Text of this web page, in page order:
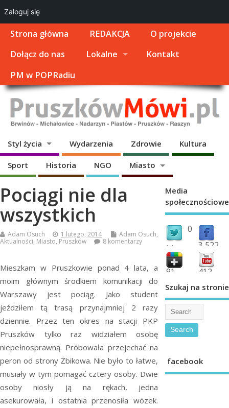
Strona główna REDAKCJA
O projekcie
Dołącz do nas
Lokalne
Kontakt
PM w POPRadiu
Styl życia Wydarzenia Zdrowie Kultura
Sport Historia NGO Miasto
Pociągi nie dla
wszystkich
Adam Osuch 1 lutego, 2014 Adam Osuch,
Aktualności, Miasto, Pruszków 8 komentarzy
Mieszkam w Pruszkowie ponad 4 lata, a
moim głównym środkiem komunikacji do
Warszawy jest pociąg. Jako student
jeździłem tą trasą przynajmniej 2 razy
dziennie. Przez ten okres na stacji PKP
Pruszków tylko raz widziałem osobę
niepełnosprawną. Próbowała przejechać na
peron od strony Żbikowa. Nie było to łatwe,
musiały w tym pomagać cztery osoby. Dwie
osoby niosły ją na rękach, jedna
asekurowała, i ostatnia przenosiła wózek.
Media
społecznościowe
0
followers 3,522
fans
91 412
Szukaj na stronie
facebook
Zaloguj się